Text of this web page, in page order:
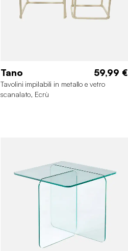
Tano 59,99 €
Tavolini impilabili in metallo e vetro
scanalato, Ecrù